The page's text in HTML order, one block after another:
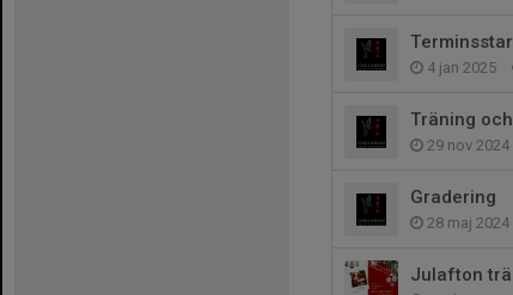
4 jan 2025
Träning
29 nov 2024
Gradering
28 maj 2024
Julafton